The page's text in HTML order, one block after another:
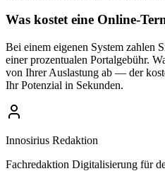
Was kostet eine Online-
Bei einem eigenen System zahlen
einer prozentualen Portalgebühr.
von Ihrer Auslastung ab — der
Ihr Potenzial in Sekunden.
Innosirius Redaktion
Fachredaktion Digitalisierung für